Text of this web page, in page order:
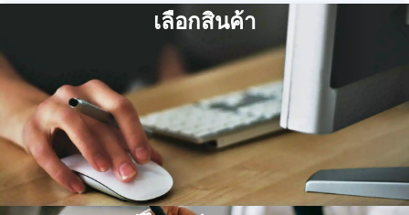
เลือกสินค้า